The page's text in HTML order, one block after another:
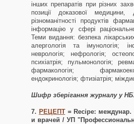
інших препаратів при різних
позиції доказової медицини,
різноманітності продуктів
інформацію у сфері
Теми видання: безпека
алергологія та імунологія;
неврологія; нефрологія;
психіатрія; пульмонологія;
фармакологія;
ендокринологія; фтизіатрія;
Шифр зберігання журналу у
7. РЕЦЕПТ= Recipe: междунар.
и врачей / УП